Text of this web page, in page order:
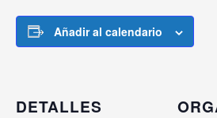
Añadir al calendario
DETALLES